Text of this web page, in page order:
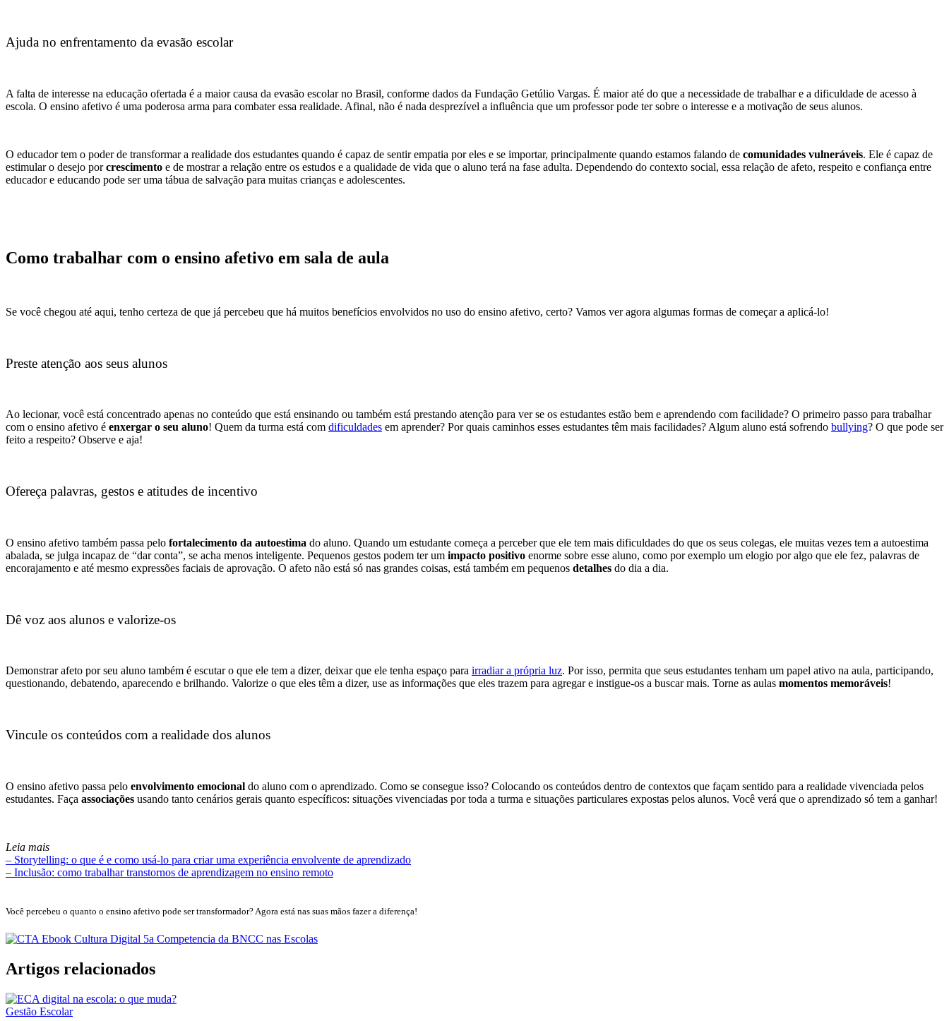
Ajuda no enfrentamento da evasão escolar
A falta de interesse na educação ofertada é a maior causa da evasão escolar no Brasil, conforme dados da Fundação Getúlio Vargas. É maior até do que a necessidade de trabalhar e a dificuldade de acesso à
escola. O ensino afetivo é uma poderosa arma para combater essa realidade. Afinal, não é nada desprezível a influência que um professor pode ter sobre o interesse e a motivação de seus alunos.
O educador tem o poder de transformar a realidade dos estudantes quando é capaz de sentir empatia por eles e se importar, principalmente quando estamos falando de comunidades vulneráveis. Ele é capaz de
estimular o desejo porcrescimento e de mostrar a relação entre os estudos e a qualidade de vida que o aluno terá na fase adulta. Dependendo do contexto social, essa relação de afeto, respeito e confiança entre
educador e educando pode ser uma tábua de salvação para muitas crianças e adolescentes.
Como trabalhar com o ensino afetivo em sala de aula
Se você chegou até aqui, tenho certeza de que já percebeu que há muitos benefícios envolvidos no uso do ensino afetivo, certo? Vamos ver agora algumas formas de começar a aplicá-lo!
Preste atenção aos seus alunos
Ao lecionar, você está concentrado apenas no conteúdo que está ensinando ou também está prestando atenção para ver se os estudantes estão bem e aprendendo com facilidade? O primeiro passo para trabalhar
com o ensino afetivo é enxergar o seu aluno! Quem da turma está com dificuldades em aprender? Por quais caminhos esses estudantes têm mais facilidades? Algum aluno está sofrendo bullying? O que pode ser
feito a respeito? Observe e aja!
Ofereça palavras, gestos e atitudes de incentivo
O ensino afetivo também passa pelo fortalecimento da autoestima do aluno. Quando um estudante começa a perceber que ele tem mais dificuldades do que os seus colegas, ele muitas vezes tem a autoestima
abalada, se julga incapaz de “dar conta”, se acha menos inteligente. Pequenos gestos podem ter um impacto positivo enorme sobre esse aluno, como por exemplo um elogio por algo que ele fez, palavras de
encorajamento e até mesmo expressões faciais de aprovação. O afeto não está só nas grandes coisas, está também em pequenos detalhes do dia a dia.
Dê voz aos alunos e valorize-os
Demonstrar afeto por seu aluno também é escutar o que ele tem a dizer, deixar que ele tenha espaço para irradiar a própria luz. Por isso, permita que seus estudantes tenham um papel ativo na aula, participando,
questionando, debatendo, aparecendo e brilhando. Valorize o que eles têm a dizer, use as informações que eles trazem para agregar e instigue-os a buscar mais. Torne as aulas momentos memoráveis!
Vincule os conteúdos com a realidade dos alunos
O ensino afetivo passa pelo envolvimento emocional do aluno com o aprendizado. Como se consegue isso? Colocando os conteúdos dentro de contextos que façam sentido para a realidade vivenciada pelos
estudantes. Faça associações usando tanto cenários gerais quanto específicos: situações vivenciadas por toda a turma e situações particulares expostas pelos alunos. Você verá que o aprendizado só tem a ganhar!
Leia mais
– Storytelling: o que é e como usá-lo para criar uma experiência envolvente de aprendizado
– Inclusão: como trabalhar transtornos de aprendizagem no ensino remoto
Você percebeu o quanto o ensino afetivo pode ser transformador? Agora está nas suas mãos fazer a diferença!
Artigos relacionados
Gestão Escolar